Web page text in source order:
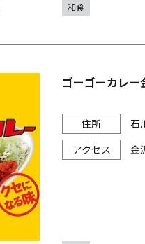
和食
ゴーゴーカレー
石
金